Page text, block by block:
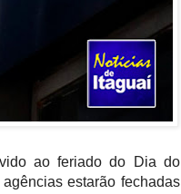
ao feriado do Dia do
estarão fechadas